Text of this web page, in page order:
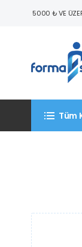
5000 ₺ VE
Tüm